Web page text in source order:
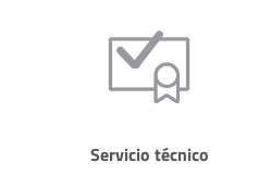
Servicio técnico